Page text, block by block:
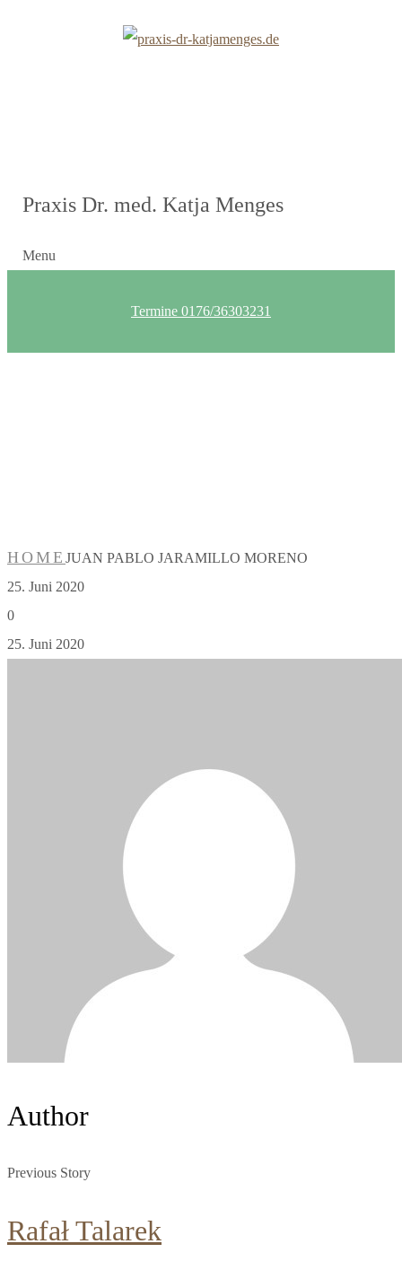
Praxis Dr. med. Katja Menges
Menu
Termine 0176/36303231
HOME JUAN PABLO JARAMILLO MORENO
25. Juni 2020
0
25. Juni 2020
Author
Previous Story
Rafał Talarek